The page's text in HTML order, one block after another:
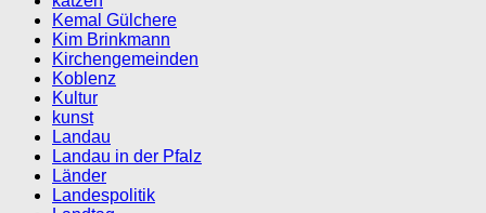
Kemal Gülchere
Kim Brinkmann
Kirchengemeinden
Koblenz
Kultur
kunst
Landau
Landau in der Pfalz
Länder
Landespolitik